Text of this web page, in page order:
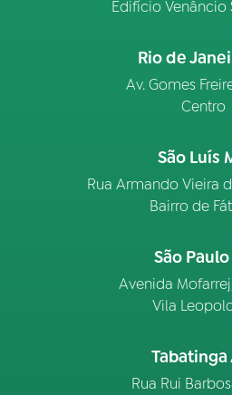
Edifício Venâncio
Rio de
Av. Gomes
Centro
São Luís
Rua Armando Vieira
Bairro de
São Paulo
Avenida
Vila
Tabatinga
Rua Rui